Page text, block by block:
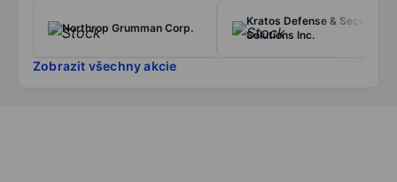
Northrop Grumman Corp.
Kratos Defense & Security
Solutions Inc.
Zobrazit všechny akcie